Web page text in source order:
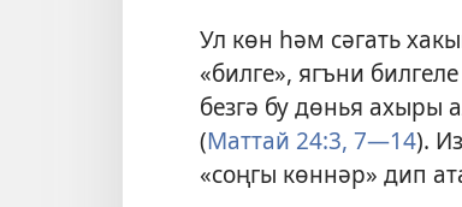
Ул көн һәм сәгать
«билге», ягъни
безгә бу дөнья ахыры
(Маттай 24:3, 7—14).
«соңгы көннәр» дип